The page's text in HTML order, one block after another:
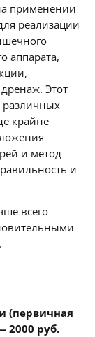
применении
реализации
аппарата,
Этот
крайне
и метод
и
всего
(первичная
2000 руб.